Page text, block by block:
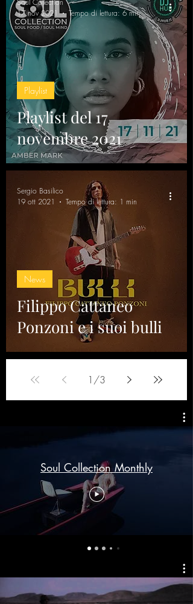
Playlist del 17
novembre 2021
Playlist
Soul Collection
17 nov 2021
Tempo di lettura: 6 min
Filippo Cattaneo
Ponzoni e i suoi bulli
News
Sergio Basilico
19 ott 2021
Tempo di lettura: 1 min
1 /3
Soul Collection Monthly